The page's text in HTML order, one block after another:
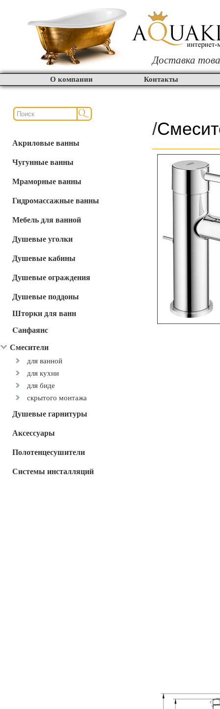
Доставка
О компании Контакты
Акриловые ванны
Чугунные ванны
Мраморные ванны
Гидромассажные ванны
Мебель для ванной
Душевые уголки
Душевые кабины
Душевые ограждения
Душевые поддоны
Шторки для ванн
Cанфаянс
Смесители
для ванной
для кухни
для биде
скрытого монтажа
Душевые гарнитуры
Аксессуары
Полотенцесушители
Системы инсталляций
/